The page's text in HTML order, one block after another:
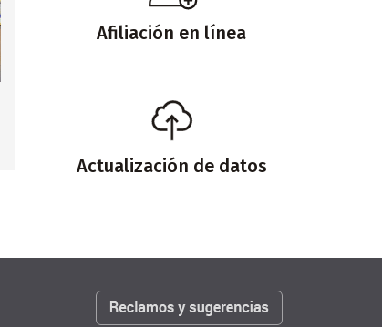
Afiliación en línea
Actualización de datos